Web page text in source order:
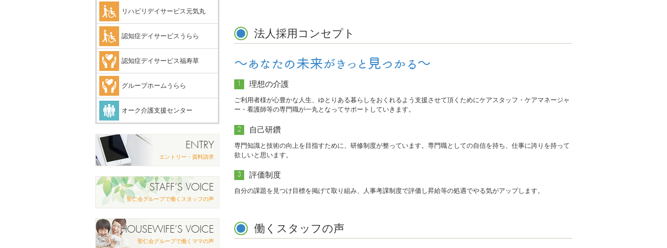
法人採用コンセプト
～あなたの未来がきっと見つかる～
1 理想の介護
ご利用者様が心豊かな人生、ゆとりある暮らしをおくれるよう支援させて頂くためにケアスタッフ・ケアマネージャ
ー・看護師等の専門職が一丸となってサポートしていきます。
2 自己研鑽
専門知識と技術の向上を目指すために、研修制度が整っています。専門職としての自信を持ち、仕事に誇りを持って
欲しいと思います。
3 評価制度
自分の課題を見つけ目標を掲げて取り組み、人事考課制度で評価し昇給等の処遇でやる気がアップします。
働くスタッフの声
リハビリデイサービス元気丸
認知症デイサービスうらら
認知症デイサービス福寿草
グループホームうらら
オーク介護支援センター
ENTRY
エントリー・資料請求
STAFF’S VOICE
聖仁会グループで働くスタッフの声
HOUSEWIFE’S VOICE
聖仁会グループで働くママの声